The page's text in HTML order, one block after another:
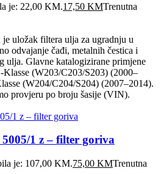
je: 22,00 KM.17,50 KMTrenutna
uložak filtera ulja za ugradnju u
odvajanje čađi, metalnih čestica i
ulja. Glavne katalogizirane primjene
(W203/C203/S203) (2000–
(W204/C204/S204) (2007–2014).
provjeru po broju šasije (VIN).
1 z – filter goriva
je: 107,00 KM.75,00 KMTrenutna